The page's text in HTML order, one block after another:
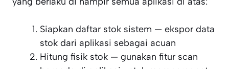
Siapkan daftar stok sistem — ekspor data
stok dari aplikasi sebagai acuan
Hitung fisik stok — gunakan fitur scan